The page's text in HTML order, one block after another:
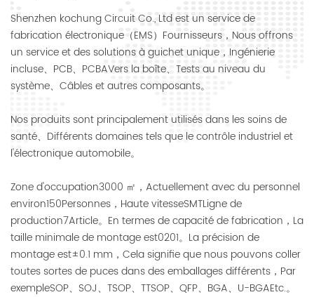
Shenzhen kochung Circuit Co., Ltd est un service de
fabrication électronique（EMS）Fournisseurs，Nous offrons
un service et des solutions à guichet unique，Ingénierie
incluse、PCB、PCBAVers la boîte、Tests au niveau du
système、Câbles et autres composants。
Nos produits sont principalement utilisés dans les soins de
santé、Différents domaines tels que le contrôle industriel et
l'électronique automobile。
Zone d'occupation3000 ㎡，Actuellement avec du personnel
environ150Personnes，Haute vitesseSMTLigne de
production7Article。En termes de capacité de fabrication，La
taille minimale de montage est0201。La précision de
montage est±0.1 mm，Cela signifie que nous pouvons coller
toutes sortes de puces dans des emballages différents，Par
exempleSOP、SOJ、TSOP、TTSOP、QFP、BGA、U-BGAEtc.。